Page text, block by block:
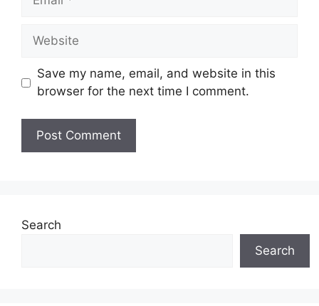
Website
Save my name, email, and website in this
browser for the next time I comment.
Search
Search